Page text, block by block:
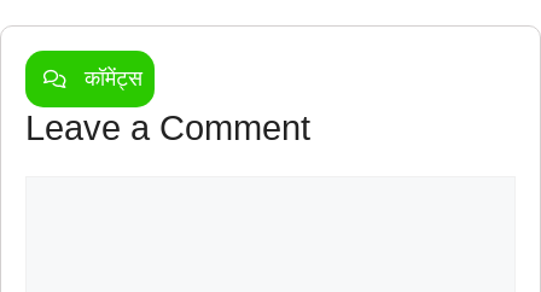
कॉमेंट्स
Leave a Comment